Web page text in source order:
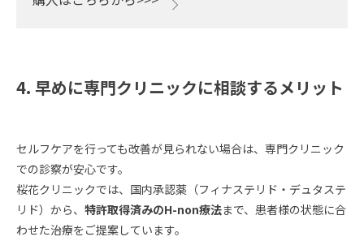
4. 早めに専門クリニックに相談するメリット
セルフケアを行っても改善が見られない場合は、専門クリニック
での診察が安心です。
桜花クリニックでは、国内承認薬（フィナステリド・デュタステ
リド）から、 特許取得済みのH-non療法まで、患者様の状態に合
わせた治療をご提案しています。